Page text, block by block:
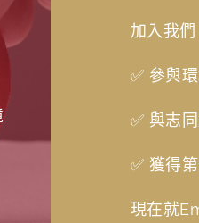
加入我們
✅ 參與
✅ 與志
✅ 獲得
現在就